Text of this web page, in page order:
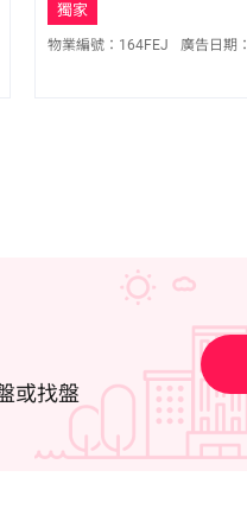
獨家
物業編號： 164FEJ 廣告日期：
或找盤